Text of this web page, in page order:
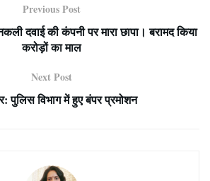
Previous Post
दवाई की कंपनी पर मारा छापा। बरामद किया
करोड़ों का माल
Next Post
पुलिस विभाग में हुए बंपर प्रमोशन